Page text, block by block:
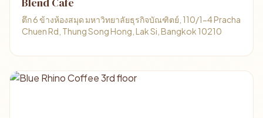
ตึก 6 ข้างห้องสมุด มหาวิทยาลัยธุรกิจบัณฑิตย์, 110/1-4 Pracha
Chuen Rd, Thung Song Hong, Lak Si, Bangkok 10210